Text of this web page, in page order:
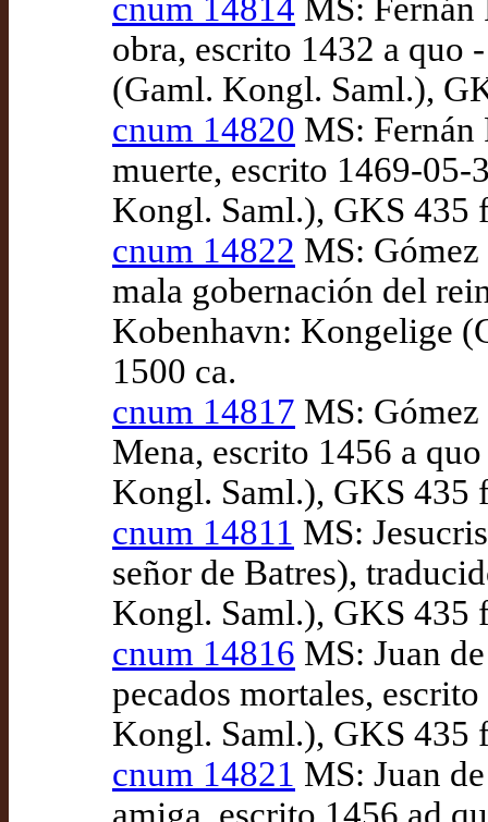
cnum 14814 MS: Fernán
obra, escrito 1432 a quo
(Gaml. Kongl. Saml.),
cnum 14820 MS: Fernán
muerte, escrito 1469-
Kongl. Saml.), GKS 435
cnum 14822 MS:
mala gobernación del
Kobenhavn: Kongelige
1500 ca.
cnum 14817 MS:
Mena, escrito 1456 a
Kongl. Saml.), GKS 435
cnum 14811 MS:
señor de Batres),
Kongl. Saml.), GKS 435
cnum 14816 MS: Juan
pecados mortales,
Kongl. Saml.), GKS 435
cnum 14821 MS: Juan